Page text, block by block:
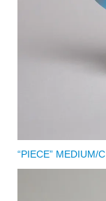
“PIECE” MEDIUM/C